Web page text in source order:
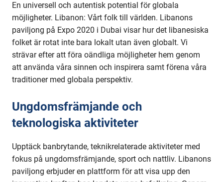
guide
till
Dubai
och
Förenade
En universell och autentisk potential för globala
möjligheter. Libanon: Vårt folk till världen. Libanons
paviljong på Expo 2020 i Dubai visar hur det libanesiska
folket är rotat inte bara lokalt utan även globalt. Vi
strävar efter att föra oändliga möjligheter hem genom
att använda våra sinnen och inspirera samt förena våra
traditioner med globala perspektiv.
Ungdomsfrämjande och
teknologiska aktiviteter
Upptäck banbrytande, teknikrelaterade aktiviteter med
fokus på ungdomsfrämjande, sport och nattliv. Libanons
paviljong erbjuder en plattform för att visa upp den